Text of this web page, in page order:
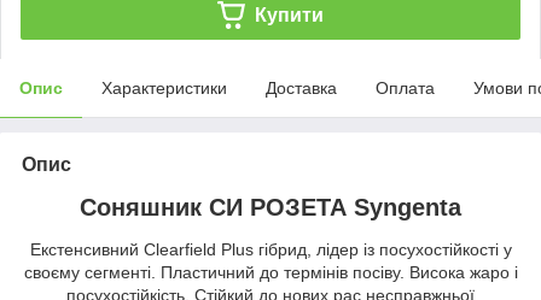
Купити
Опис Характеристики Доставка Оплата Умови
Опис
Соняшник СИ РОЗЕТА Syngenta
Екстенсивний Clearfield Plus гібрид, лідер із посухостійкості у
своєму сегменті. Пластичний до термінів посіву. Висока жаро і
посухостійкість. Стійкий до нових рас несправжньої